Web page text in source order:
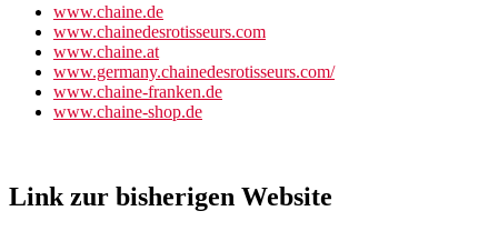
www.chaine.de
www.chainedesrotisseurs.com
www.chaine.at
www.germany.chainedesrotisseurs.com/
www.chaine-franken.de
www.chaine-shop.de
Link zur bisherigen Website